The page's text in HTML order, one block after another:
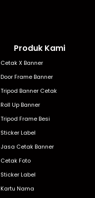
Produk Kami
Cetak X Banner
Door Frame Banner
Tripod Banner Cetak
Roll Up Banner
Tripod Frame Besi
Sticker Label
Jasa Cetak Banner
Cetak Foto
Sticker Label
Kartu Nama